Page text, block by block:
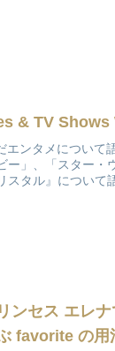
& TV
エンタメについて
ー」、「スター・
スタル』について
ンセス エレ
favorite の用